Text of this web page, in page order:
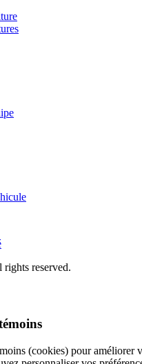
rights reserved.
(cookies) pour améliorer